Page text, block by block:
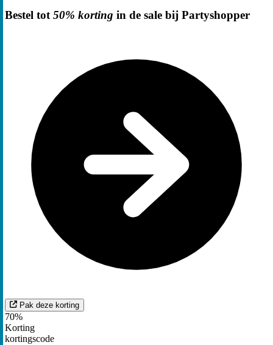
Bestel tot 50% korting in de sale bij Partyshopper
Pak deze korting
70%
Korting
kortingscode